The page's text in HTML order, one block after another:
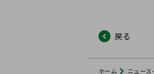
戻る
ホーム ニュース